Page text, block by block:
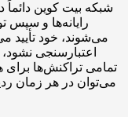
شبکه بیت کوین دائماً
رایانه‌ها و سپس
می‌شوند، خود تأیید
اعتبارسنجی
تمامی تراکنش‌ها برای
می‌توان در هر زمان